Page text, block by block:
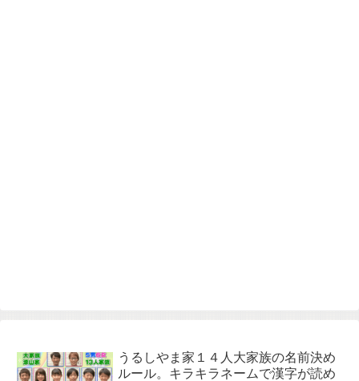
うるしやま家１４人大家族の名前決め
ルール。キラキラネームで漢字が読め